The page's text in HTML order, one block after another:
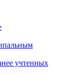
учтенных